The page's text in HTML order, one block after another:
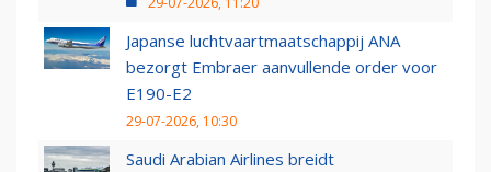
Japanse luchtvaartmaatschappij ANA
bezorgt Embraer aanvullende order voor
E190-E2
29-07-2026, 10:30
Saudi Arabian Airlines breidt